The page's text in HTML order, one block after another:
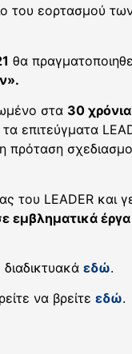
του εορτασμού
θα
στα 30
επιτεύγματα
πρόταση
του LEADER και
εμβληματικά
εδώ.
να βρείτε εδώ.